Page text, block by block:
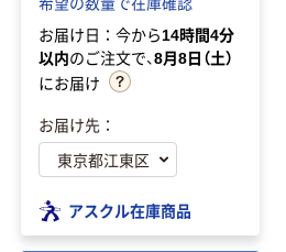
お届け日：今から14時間4分
以内のご注文で、8月8日（土）
にお届け
お届け先：
アスクル在庫商品